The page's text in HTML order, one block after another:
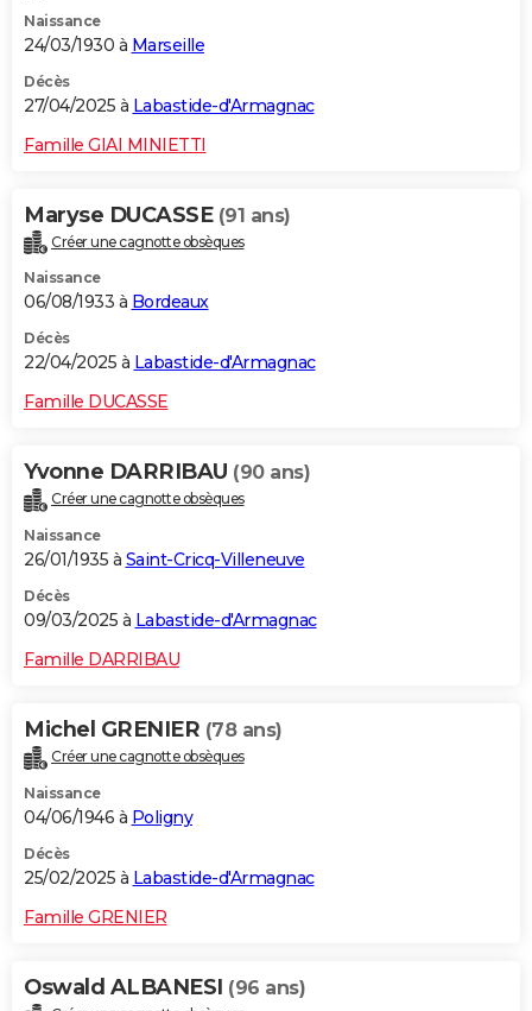
Naissance
24/03/1930 à Marseille
Décès
27/04/2025 à Labastide-d'Armagnac
Famille GIAI MINIETTI
Maryse DUCASSE (91 ans)
Créer une cagnotte obsèques
Naissance
06/08/1933 à Bordeaux
Décès
22/04/2025 à Labastide-d'Armagnac
Famille DUCASSE
Yvonne DARRIBAU (90 ans)
Créer une cagnotte obsèques
Naissance
26/01/1935 à Saint-Cricq-Villeneuve
Décès
09/03/2025 à Labastide-d'Armagnac
Famille DARRIBAU
Michel GRENIER (78 ans)
Créer une cagnotte obsèques
Naissance
04/06/1946 à Poligny
Décès
25/02/2025 à Labastide-d'Armagnac
Famille GRENIER
Oswald ALBANESI (96 ans)